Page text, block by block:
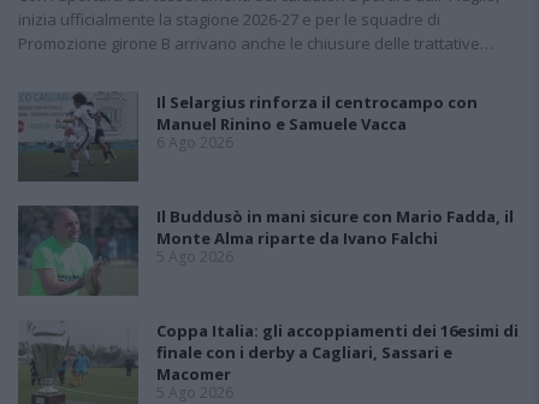
inizia ufficialmente la stagione 2026-27 e per le squadre di
Promozione girone B arrivano anche le chiusure delle trattative…
Il Selargius rinforza il centrocampo con
Manuel Rinino e Samuele Vacca
6 Ago 2026
Il Buddusò in mani sicure con Mario Fadda, il
Monte Alma riparte da Ivano Falchi
5 Ago 2026
Coppa Italia: gli accoppiamenti dei 16esimi di
finale con i derby a Cagliari, Sassari e
Macomer
5 Ago 2026